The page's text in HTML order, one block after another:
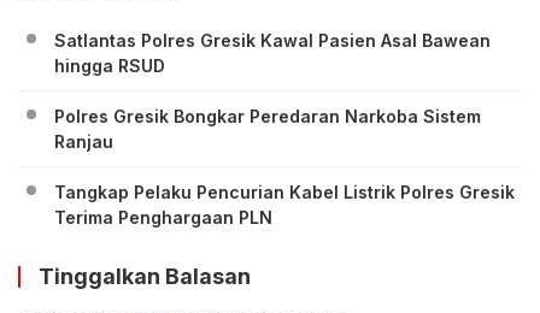
Satlantas Polres Gresik Kawal Pasien Asal Bawean
hingga RSUD
Polres Gresik Bongkar Peredaran Narkoba Sistem
Ranjau
Tangkap Pelaku Pencurian Kabel Listrik Polres Gresik
Terima Penghargaan PLN
Tinggalkan Balasan